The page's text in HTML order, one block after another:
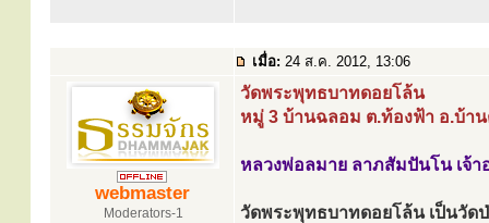
เมื่อ: 24 ส.ค. 2012, 13:06
webmaster
Moderators-1
วัดพระพุทธบาทดอยโล้น
หมู่ 3 บ้านฉลอม ต.ท้องฟ้า อ.บ้าน
หลวงพ่อลมาย ลาภสัมปันโน เจ้า
วัดพระพุทธบาทดอยโล้น เป็นวัด